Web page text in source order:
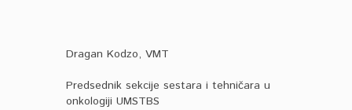
Dragan Kodzo, VMT
Predsednik sekcije sestara i tehničara u
onkologiji UMSTBS